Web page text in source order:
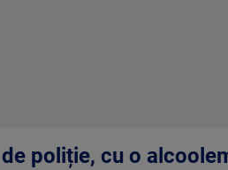
poliție, cu o